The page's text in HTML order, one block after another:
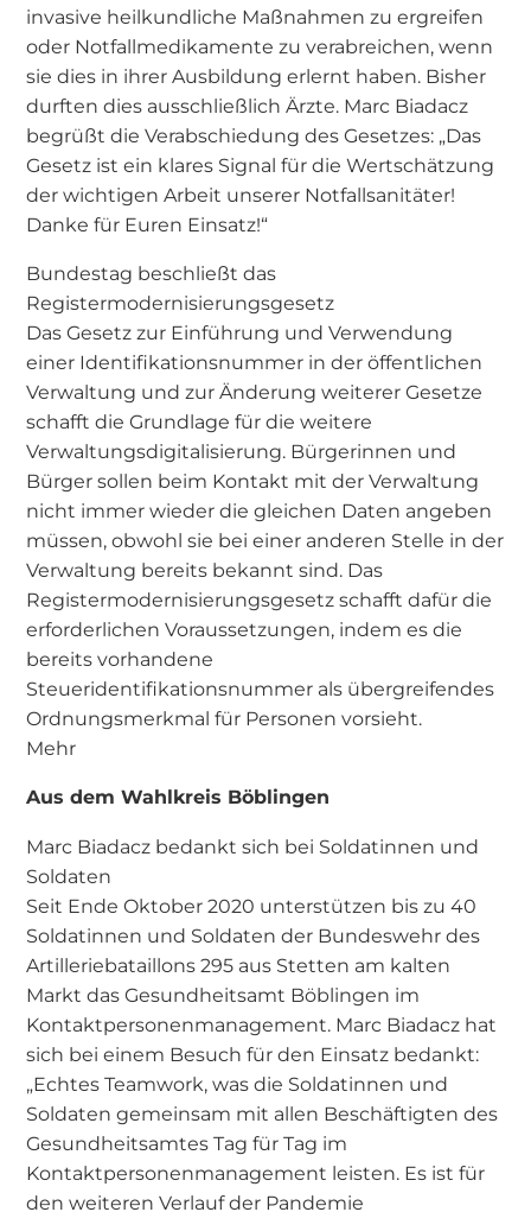
invasive heilkundliche Maßnahmen zu ergreifen
oder Notfallmedikamente zu verabreichen, wenn
sie dies in ihrer Ausbildung erlernt haben. Bisher
durften dies ausschließlich Ärzte. Marc Biadacz
begrüßt die Verabschiedung des Gesetzes: „Das
Gesetz ist ein klares Signal für die Wertschätzung
der wichtigen Arbeit unserer Notfallsanitäter!
Danke für Euren Einsatz!“
Bundestag beschließt das
Registermodernisierungsgesetz
Das Gesetz zur Einführung und Verwendung
einer Identifikationsnummer in der öffentlichen
Verwaltung und zur Änderung weiterer Gesetze
schafft die Grundlage für die weitere
Verwaltungsdigitalisierung. Bürgerinnen und
Bürger sollen beim Kontakt mit der Verwaltung
nicht immer wieder die gleichen Daten angeben
müssen, obwohl sie bei einer anderen Stelle in der
Verwaltung bereits bekannt sind. Das
Registermodernisierungsgesetz schafft dafür die
erforderlichen Voraussetzungen, indem es die
bereits vorhandene
Steueridentifikationsnummer als übergreifendes
Ordnungsmerkmal für Personen vorsieht.
Mehr
Aus dem Wahlkreis Böblingen
Marc Biadacz bedankt sich bei Soldatinnen und
Soldaten
Seit Ende Oktober 2020 unterstützen bis zu 40
Soldatinnen und Soldaten der Bundeswehr des
Artilleriebataillons 295 aus Stetten am kalten
Markt das Gesundheitsamt Böblingen im
Kontaktpersonenmanagement. Marc Biadacz hat
sich bei einem Besuch für den Einsatz bedankt:
„Echtes Teamwork, was die Soldatinnen und
Soldaten gemeinsam mit allen Beschäftigten des
Gesundheitsamtes Tag für Tag im
Kontaktpersonenmanagement leisten. Es ist für
den weiteren Verlauf der Pandemie